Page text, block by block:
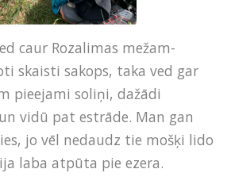
caur Rozalimas mežam-
skaisti sakops, taka ved gar
pieejami soliņi, dažādi
vidū pat estrāde. Man gan
jo vēl nedaudz tie mošķi lido
laba atpūta pie ezera.